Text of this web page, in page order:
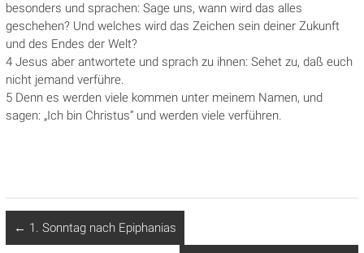
besonders und sprachen: Sage uns, wann wird das alles
geschehen? Und welches wird das Zeichen sein deiner Zukunft
und des Endes der Welt?
4 Jesus aber antwortete und sprach zu ihnen: Sehet zu, daß euch
nicht jemand verführe.
5 Denn es werden viele kommen unter meinem Namen, und
sagen: „Ich bin Christus“ und werden viele verführen.
← 1. Sonntag nach Epiphanias